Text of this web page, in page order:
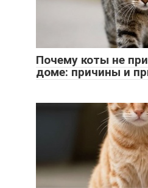
Почему коты не
доме: причины и